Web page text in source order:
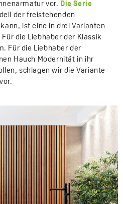
vor. Die Serie
der freistehenden
ist eine in drei Varianten
die Liebhaber der Klassik
Für die Liebhaber der
Hauch Modernität in ihr
schlagen wir die Variante